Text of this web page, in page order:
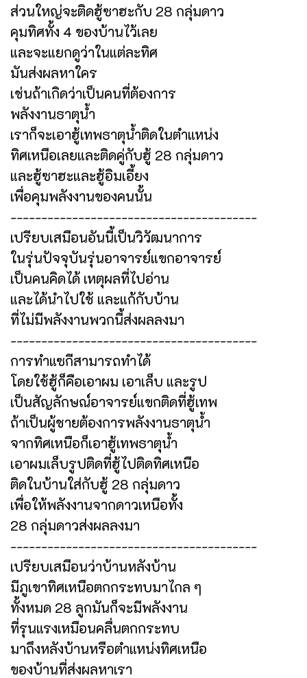
ส่วนใหญ่จะติดฮู้ซาฮะกับ 28 กลุ่มดาว
คุมทิศทั้ง 4 ของบ้านไว้เลย
และจะแยกดูว่าในแต่ละทิศ
มันส่งผลหาใคร
เช่นถ้าเกิดว่าเป็นคนที่ต้องการ
พลังงานธาตุน้ำ
เราก็จะเอาฮู้เทพธาตุน้ำติดในตำแหน่ง
ทิศเหนือเลยและติดคู่กับฮู้ 28 กลุ่มดาว
และฮู้ซาฮะและฮู้อิมเอี้ยง
เพื่อคุมพลังงานของคนนั้น
----------------------------------------
เปรียบเสมือนอันนี้เป็นวิวัฒนาการ
ในรุ่นปัจจุบันรุ่นอาจารย์แขกอาจารย์
เป็นคนคิดได้ เหตุผลที่ไปอ่าน
และได้นำไปใช้ และแก้กับบ้าน
ที่ไม่มีพลังงานพวกนี้ส่งผลลงมา
----------------------------------------
การทำแซกีสามารถทำได้
โดยใช้ฮู้ก็คือเอาผม เอาเล็บ และรูป
เป็นสัญลักษณ์อาจารย์แขกติดที่ฮู้เทพ
ถ้าเป็นผู้ชายต้องการพลังงานธาตุน้ำ
จากทิศเหนือก็เอาฮู้เทพธาตุน้ำ
เอาผมเล็บรูปติดที่ฮู้ไปติดทิศเหนือ
ติดในบ้านใส่กับฮู้ 28 กลุ่มดาว
เพื่อให้พลังงานจากดาวเหนือทั้ง
28 กลุ่มดาวส่งผลลงมา
----------------------------------------
เปรียบเสมือนว่าบ้านหลังบ้าน
มีภูเขาทิศเหนือตกกระทบมาไกล ๆ
ทั้งหมด 28 ลูกมันก็จะมีพลังงาน
ที่รุนแรงเหมือนคลื่นตกกระทบ
มาถึงหลังบ้านหรือตำแหน่งทิศเหนือ
ของบ้านที่ส่งผลหาเรา